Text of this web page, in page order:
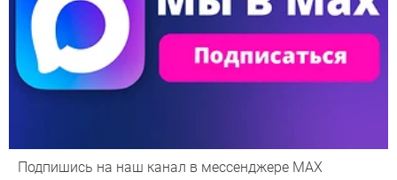
Подпишись на наш канал в мессенджере МАХ